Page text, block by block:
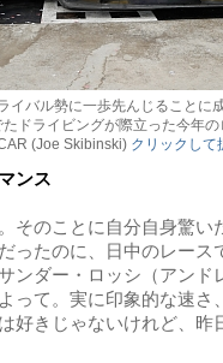
イバル勢に一歩先んじることに
たドライビングが際立った今年
(Joe Skibinski) クリックして
ンス
そのことに自分自身驚い
ったのに、日中のレース
ンダー・ロッシ（アンド
って。実に印象的な速さ
好きじゃないけれど、昨